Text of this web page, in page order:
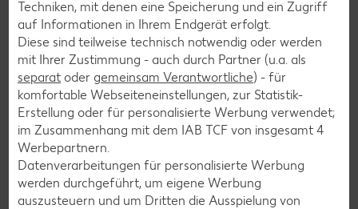
Frühstücksrezepte
Salat-Rezepte
Spargel-Rezepte
Fleisch-Rezepte
Fisch-Rezepte
Geflügel-Rezepte
Lamm-Rezepte
Techniken, mit denen eine Speicherung und ein Zugriff
auf Informationen in Ihrem Endgerät erfolgt.
Diese sind teilweise technisch notwendig oder werden
mit Ihrer Zustimmung - auch durch Partner (u.a. als
separat oder gemeinsam Verantwortliche) - für
komfortable Webseiteneinstellungen, zur Statistik-
Erstellung oder für personalisierte Werbung verwendet;
im Zusammenhang mit dem IAB TCF von insgesamt 4
Werbepartnern.
Datenverarbeitungen für personalisierte Werbung
werden durchgeführt, um eigene Werbung
auszusteuern und um Dritten die Ausspielung von